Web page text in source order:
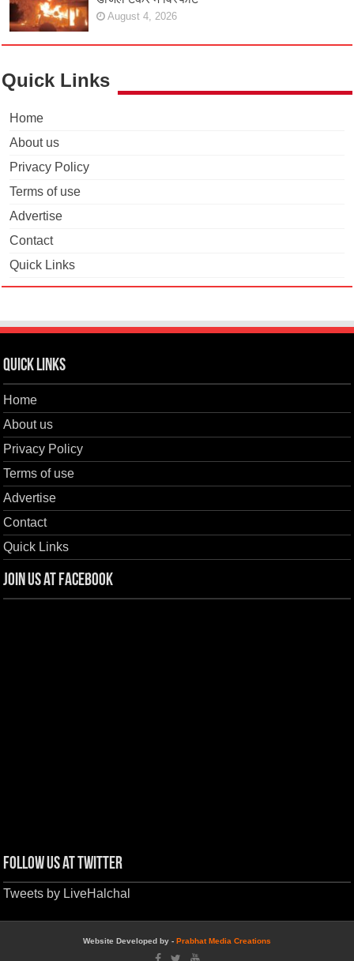
August 4, 2026
Quick Links
Home
About us
Privacy Policy
Terms of use
Advertise
Contact
Quick Links
Quick Links
Home
About us
Privacy Policy
Terms of use
Advertise
Contact
Quick Links
Join us at Facebook
Follow us at Twitter
Tweets by LiveHalchal
Website Developed by - Prabhat Media Creations